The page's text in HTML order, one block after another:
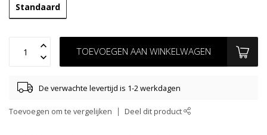
Standaard
TOEVOEGEN AAN WINKELWAGEN
De verwachte levertijd is 1-2 werkdagen
Toevoegen om te vergelijken Deel dit product